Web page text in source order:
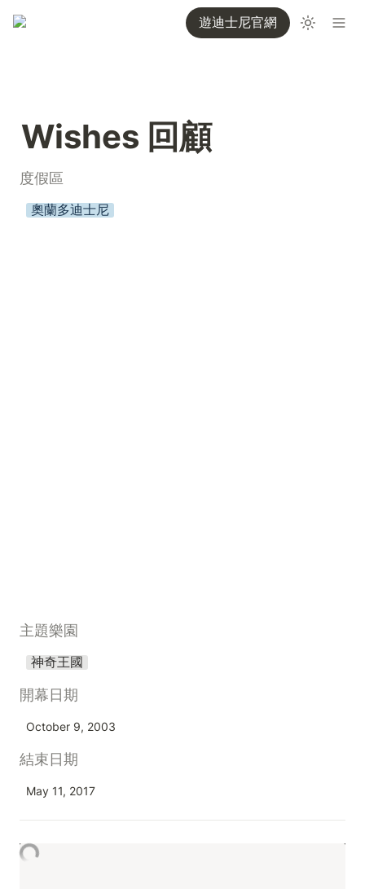
遊迪士尼官網
Wishes 回顧
度假區
奧蘭多迪士尼
主題樂園
神奇王國
開幕日期
October 9, 2003
結束日期
May 11, 2017